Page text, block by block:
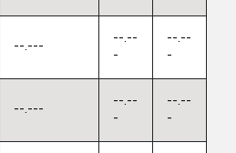
--.---
--.--
-
--.--
-
--.---
--.--
-
--.--
-